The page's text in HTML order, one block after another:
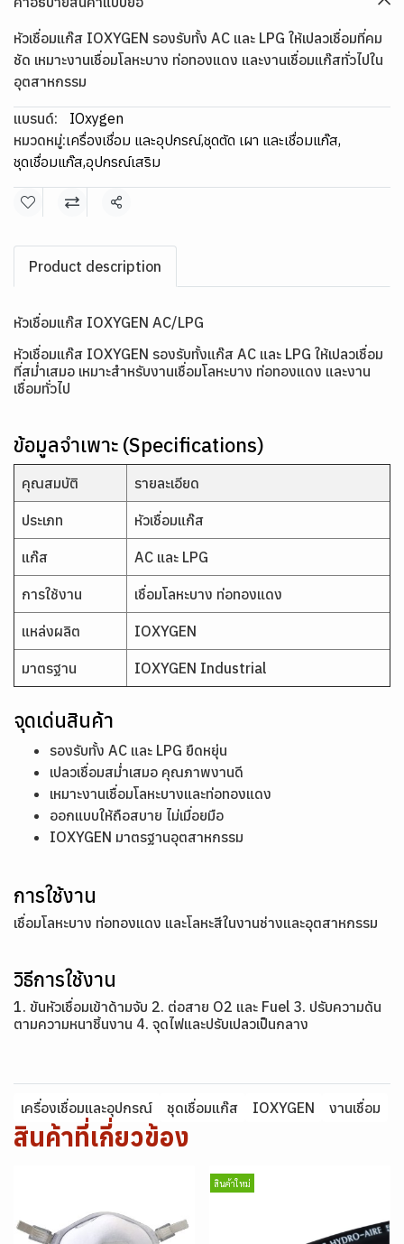
หัวเชื่อมแก๊ส IOXYGEN รองรับทั้ง AC และ LPG ให้เปลวเชื่อมที่คม
ชัด เหมาะงานเชื่อมโลหะบาง ท่อทองแดง และงานเชื่อมแก๊สทั่วไปใน
อุตสาหกรรม
แบรนด์:
IOxygen
หมวดหมู่:เครื่องเชื่อม และอุปกรณ์,ชุดตัด เผา และเชื่อมแก๊ส,
ชุดเชื่อมแก๊ส,อุปกรณ์เสริม
แชร์
Product description
หัวเชื่อมแก๊ส IOXYGEN AC/LPG
หัวเชื่อมแก๊ส IOXYGEN รองรับทั้งแก๊ส AC และ LPG ให้เปลวเชื่อม
ที่สม่ำเสมอ เหมาะสำหรับงานเชื่อมโลหะบาง ท่อทองแดง และงาน
เชื่อมทั่วไป
ข้อมูลจำเพาะ (Specifications)
คุณสมบัติ รายละเอียด
ประเภท หัวเชื่อมแก๊ส
แก๊ส AC และ LPG
การใช้งาน เชื่อมโลหะบาง ท่อทองแดง
แหล่งผลิต IOXYGEN
มาตรฐาน IOXYGEN Industrial
จุดเด่นสินค้า
รองรับทั้ง AC และ LPG ยืดหยุ่น
เปลวเชื่อมสม่ำเสมอ คุณภาพงานดี
เหมาะงานเชื่อมโลหะบางและท่อทองแดง
ออกแบบให้ถือสบาย ไม่เมื่อยมือ
IOXYGEN มาตรฐานอุตสาหกรรม
การใช้งาน
เชื่อมโลหะบาง ท่อทองแดง และโลหะสีในงานช่างและอุตสาหกรรม
วิธีการใช้งาน
1. ขันหัวเชื่อมเข้าด้ามจับ 2. ต่อสาย O2 และ Fuel 3. ปรับความดัน
ตามความหนาชิ้นงาน 4. จุดไฟและปรับเปลวเป็นกลาง
เครื่องเชื่อมและอุปกรณ์ ชุดเชื่อมแก๊ส IOXYGEN งานเชื่อม
สินค้าที่เกี่ยวข้อง
สินค้าใหม่